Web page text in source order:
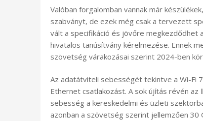
Valóban forgalomban vannak már
szabványt, de ezek még csak a tervezett
vált a specifikáció és jövőre megkezdődhet
hivatalos tanúsítvány kérelmezése. Ennek
szövetség várakozásai szerint 2024-ben
Az adatátviteli sebességét tekintve a Wi-Fi
Ethernet csatlakozást. A sok újítás révén az
sebesség a kereskedelmi és üzleti
azonban a szövetség szerint jellemzően